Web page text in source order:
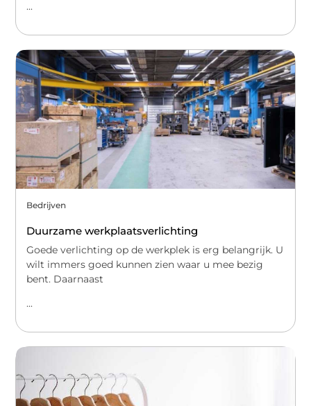
...
Bedrijven
Duurzame werkplaatsverlichting
Goede verlichting op de werkplek is erg belangrijk. U
wilt immers goed kunnen zien waar u mee bezig
bent. Daarnaast
...